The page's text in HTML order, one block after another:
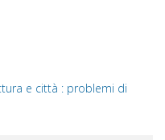
e città : problemi di